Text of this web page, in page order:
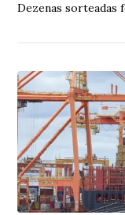
Dezenas sorteadas